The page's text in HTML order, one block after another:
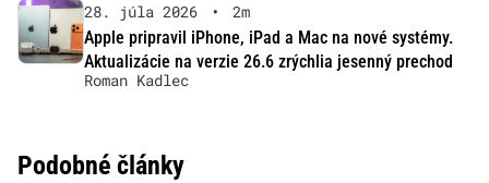
28. júla 2026 •
2m
Apple pripravil iPhone, iPad a Mac na nové systémy.
Aktualizácie na verzie 26.6 zrýchlia jesenný prechod
Roman Kadlec
Podobné články